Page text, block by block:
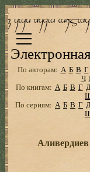
По авторам: А Б В Г
Ч
По книгам: А Б В Г
По сериям: А Б В Г